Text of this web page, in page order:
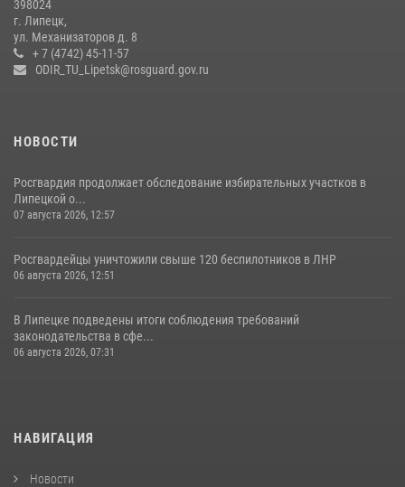
Липецке
17 июля 2026, 12:26 5
398024
г. Липецк,
ул. Механизаторов д. 8
+ 7 (4742) 45-11-57
ODIR_TU_Lipetsk@rosguard.gov.ru
НОВОСТИ
Росгвардия продолжает обследование избирательных участков в
Липецкой о...
07 августа 2026, 12:57
Росгвардейцы уничтожили свыше 120 беспилотников в ЛНР
06 августа 2026, 12:51
В Липецке подведены итоги соблюдения требований
законодательства в сфе...
06 августа 2026, 07:31
НАВИГАЦИЯ
Новости